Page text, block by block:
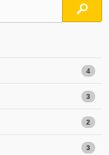
検索
4
3
2
3